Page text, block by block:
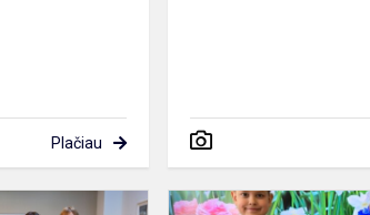
Plačiau
,,Mokyklos